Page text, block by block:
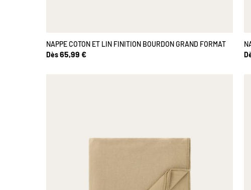
NAPPE COTON ET LIN FINITION BOURDON GRAND FORMAT
Dès65,99 €